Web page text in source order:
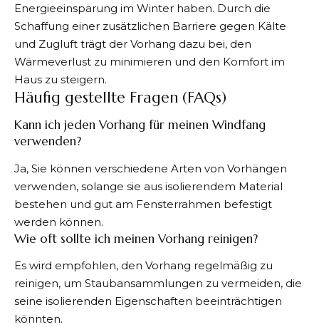
Energieeinsparung im Winter haben. Durch die
Schaffung einer zusätzlichen Barriere gegen Kälte
und Zugluft trägt der Vorhang dazu bei, den
Wärmeverlust zu minimieren und den Komfort im
Haus zu steigern.
Häufig gestellte Fragen (FAQs)
Kann ich jeden Vorhang für meinen Windfang
verwenden?
Ja, Sie können verschiedene Arten von Vorhängen
verwenden, solange sie aus isolierendem Material
bestehen und gut am Fensterrahmen befestigt
werden können.
Wie oft sollte ich meinen Vorhang reinigen?
Es wird empfohlen, den Vorhang regelmäßig zu
reinigen, um Staubansammlungen zu vermeiden, die
seine isolierenden Eigenschaften beeinträchtigen
könnten.